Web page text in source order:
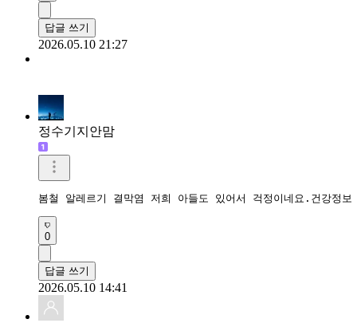
답글 쓰기
2026.05.10 21:27
정수기지안맘
봄철 알레르기 결막염 저희 아들도 있어서 걱정이네요.건강정
0
답글 쓰기
2026.05.10 14:41